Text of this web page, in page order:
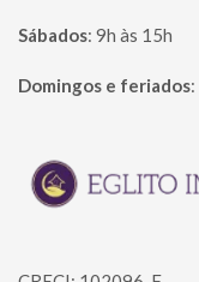
Sábados: 9h às 15h
Domingos e feriados:
Página inicial